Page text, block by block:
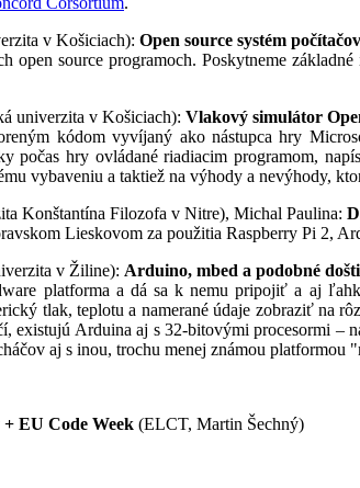
v Košiciach): Open source systém
open source programoch. Poskytneme
univerzita v Košiciach): Vlakový simulátor
kódom vyvíjaný ako nástupca hry
počas hry ovládané riadiacim programom,
vybaveniu a taktiež na výhody a nevýhody,
Konštantína Filozofa v Nitre), Michal Paulina:
Lieskovom za použitia Raspberry Pi 2,
v Žiline): Arduino, mbed a podobné
platforma a dá sa k nemu pripojiť a aj
tlak, teplotu a namerané údaje zobraziť na
existujú Arduina aj s 32-bitovými procesormi
aj s inou, trochu menej známou
EU Code Week (ELCT, Martin Šechný)